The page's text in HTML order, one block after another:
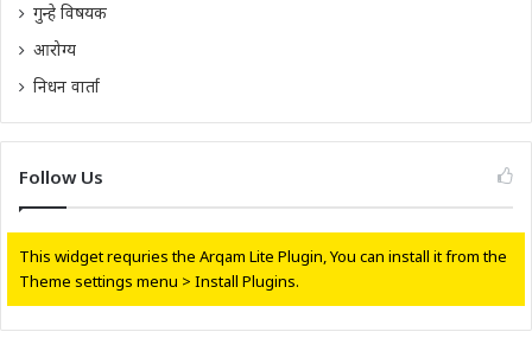
गुन्हे विषयक
आरोग्य
निधन वार्ता
Follow Us
This widget requries the Arqam Lite Plugin, You can install it from the
Theme settings menu > Install Plugins.